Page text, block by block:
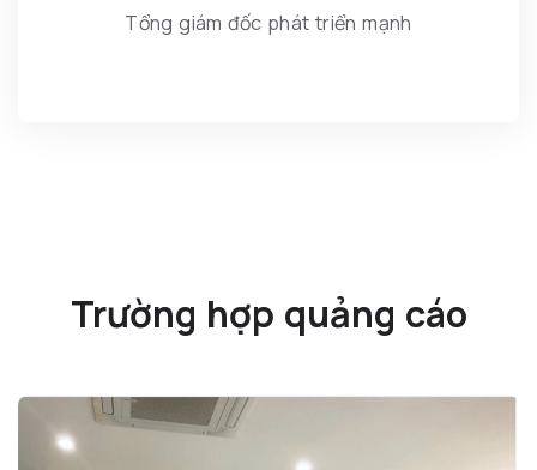
Tổng giám đốc phát triển mạnh
Trường hợp quảng cáo